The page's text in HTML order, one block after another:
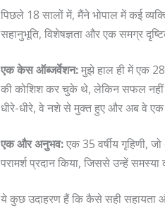
पिछले 18 सालों में, मैंने भोपाल में कई
सहानुभूति, विशेषज्ञता और एक समग्र
एक केस ऑब्जर्वेशन:मुझे हाल ही में एक
की कोशिश कर चुके थे, लेकिन सफल नहीं
धीरे-धीरे, वे नशे से मुक्त हुए और अब वे एक
एक और अनुभव:एक 35 वर्षीय गृहिणी,
परामर्श प्रदान किया, जिससे उन्हें
ये कुछ उदाहरण हैं कि कैसे सही सहायता